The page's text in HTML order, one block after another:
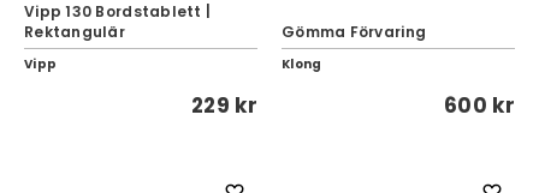
Vipp 130 Bordstablett |
Rektangulär
Vipp
229 kr
Gömma Förvaring
Klong
600 kr